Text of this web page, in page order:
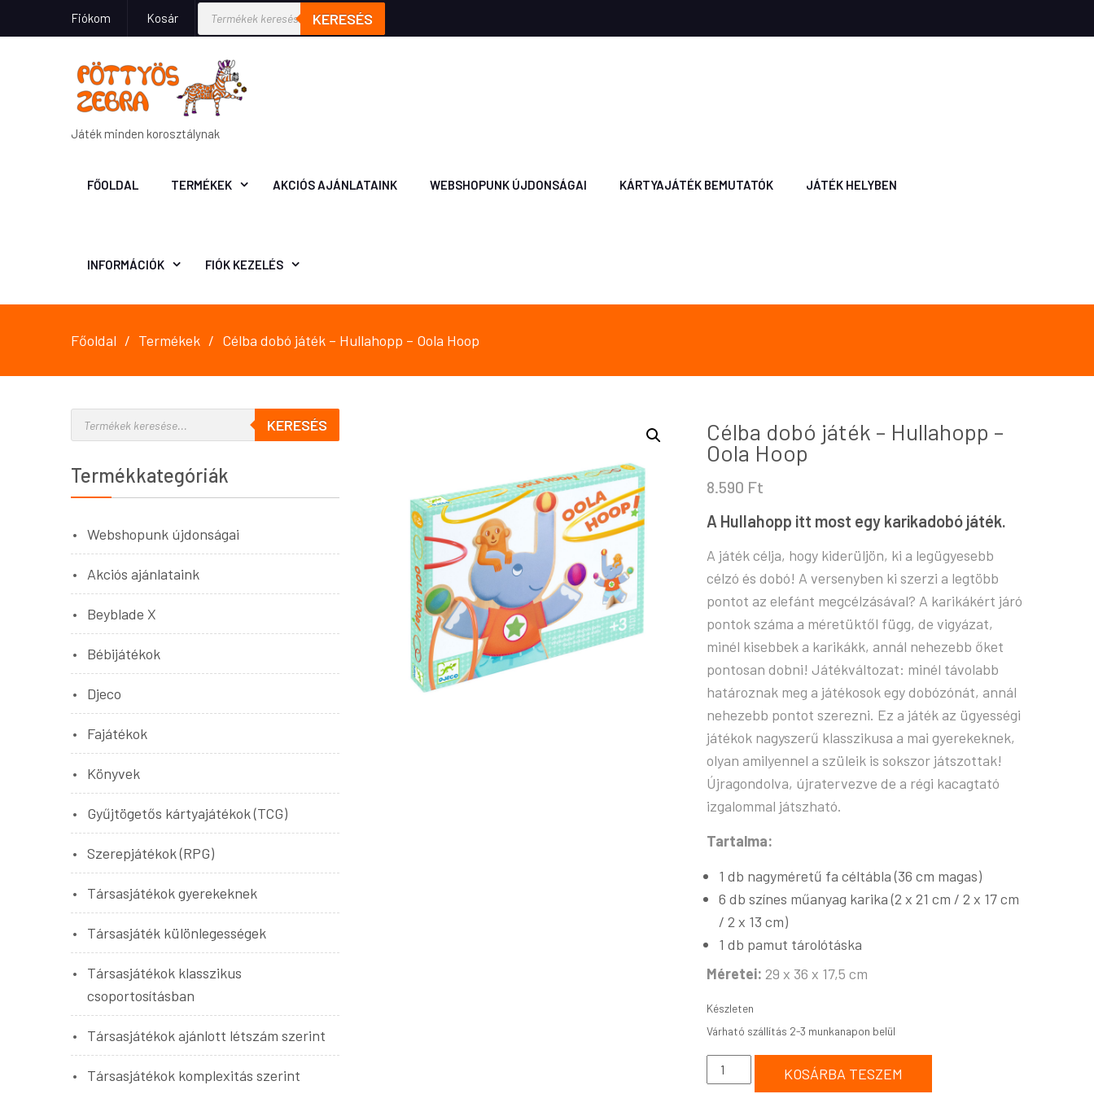
Fiókom Kosár KERESÉS
Játék minden korosztálynak
FŐOLDAL TERMÉKEK AKCIÓS AJÁNLATAINK WEBSHOPUNK ÚJDONSÁGAI KÁRTYAJÁTÉK BEMUTATÓK JÁTÉK HELYBEN
INFORMÁCIÓK FIÓK KEZELÉS
Főoldal Termékek Célba dobó játék – Hullahopp – Oola Hoop
Célba dobó játék – Hullahopp –
Oola Hoop
8.590 Ft
A Hullahopp itt most egy karikadobó játék.
A játék célja, hogy kiderüljön, ki a legügyesebb
célzó és dobó! A versenyben ki szerzi a legtöbb
pontot az elefánt megcélzásával? A karikákért járó
pontok száma a méretüktől függ, de vigyázat,
minél kisebbek a karikákk, annál nehezebb őket
pontosan dobni! Játékváltozat: minél távolabb
határoznak meg a játékosok egy dobózónát, annál
nehezebb pontot szerezni. Ez a játék az ügyességi
játékok nagyszerű klasszikusa a mai gyerekeknek,
olyan amilyennel a szüleik is sokszor játszottak!
Újragondolva, újratervezve de a régi kacagtató
izgalommal játszható.
Tartalma:
1 db nagyméretű fa céltábla (36 cm magas)
6 db színes műanyag karika (2 x 21 cm / 2 x 17 cm
/ 2 x 13 cm)
1 db pamut tárolótáska
Méretei: 29 x 36 x 17,5 cm
Készleten
KOSÁRBA TESZEM
KERESÉS
Termékkategóriák
Webshopunk újdonságai
Akciós ajánlataink
Beyblade X
Bébijátékok
Djeco
Fajátékok
Könyvek
Gyűjtögetős kártyajátékok (TCG)
Szerepjátékok (RPG)
Társasjátékok gyerekeknek
Társasjáték különlegességek
Társasjátékok klasszikus
csoportosításban
Társasjátékok ajánlott létszám szerint
Társasjátékok komplexitás szerint